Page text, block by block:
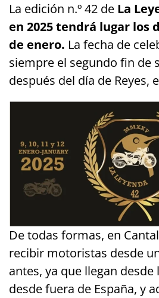
La edición n.º 42 de La
en 2025 tendrá lugar los
de enero. La fecha de
siempre el segundo fin de
después del día de Reyes,
De todas formas, en
recibir motoristas desde
antes, ya que llegan desde
desde fuera de España, y